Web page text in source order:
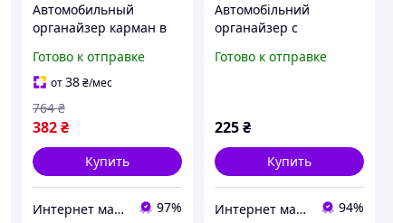
Автомобильный
органайзер карман в
сидения car organiser
Хороший подарок
автомобилисту
Готово к отправке
от38 ₴/мес
382 ₴
764 ₴
Купить
Интернет магазин "Select Store" 🛒 Только качественные товары по лучшим ценам ✅ 97%
Автомобільний
органайзер с
Tablet Organizer
Готово к отправке
225₴
Купить
Интернет магазин Левиспорт 94%